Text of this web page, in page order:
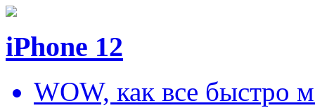
iPhone 12
WOW, как все быстро